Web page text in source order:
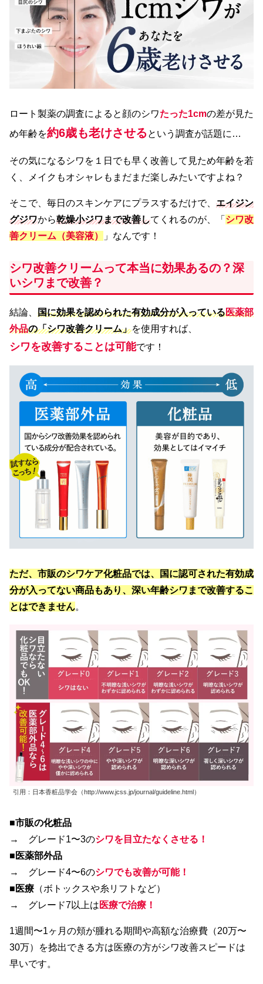
ロート製薬の調査によると顔のシワたった1cmの差が見た
め年齢を約6歳も老けさせるという調査が話題に…
その気になるシワを１日でも早く改善して見ため年齢を若
く、メイクもオシャレもまだまだ楽しみたいですよね？
そこで、毎日のスキンケアにプラスするだけで、 エイジン
グジワから乾燥小ジワまで改善してくれるのが、「 シワ改
善クリーム（美容液）
」なんです！
シワ改善クリームって本当に効果あるの？深
いシワまで改善？
結論、 国に効果を認められた有効成分が入っている医薬部
外品の「シワ改善クリーム」を使用すれば、
シワを改善することは可能です！
ただ、市販のシワケア化粧品では、国に認可された有効成
分が入ってない商品もあり、深い年齢シワまで改善するこ
とはできません。
引用：日本香粧品学会（http://www.jcss.jp/journal/guideline.html）
■市販の化粧品
→ グレード1〜3のシワを目立たなくさせる！
■ 医薬部外品
→ グレード4〜6のシワでも改善が可能！
■ 医療 （ボトックスや糸リフトなど）
→ グレード7以上は 医療で治療！
1週間〜1ヶ月の頬が腫れる期間や高額な治療費（20万〜
30万）を捻出できる方は医療の方がシワ改善スピードは
早いです。